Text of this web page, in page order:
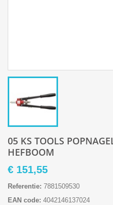
05 KS TOOLS
HEFBOOM
€ 151,55
Referentie: 7881509530
EAN code: 4042146137024